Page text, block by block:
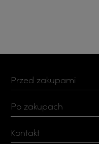
Przed zakupami
Po zakupach
Kontakt